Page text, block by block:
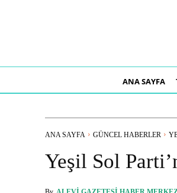
ANA SAYFA
ANA SAYFA GÜNCEL HABERLER
Yeşil Sol